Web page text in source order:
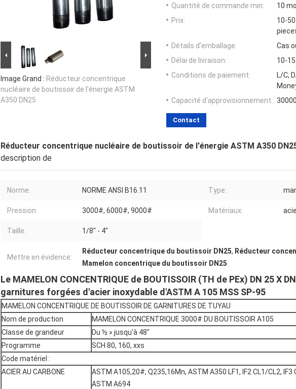
Image Grand : Réducteur concentrique
nucléaire de boutissoir de l'énergie ASTM
A350 DN25
Quantité de commande min:
10
Prix:
10-
Détails d'emballage:
Cas
Délai de livraison:
10-
Conditions de paiement:
L/C,
Capacité d'approvisionnement:
Contact
Réducteur concentrique nucléaire de boutissoir de l'énergie ASTM A350
description de
Norme: NORME ANSI B16.11 Type:
Pression: 3000#, 6000#, 9000# Matériaux:
Taille: 1/8" - 4"
Mettre en évidence:
Réducteur concentrique du boutissoir DN25, Réducteur
Mamelon concentrique du boutissoir DN25
Le MAMELON CONCENTRIQUE de BOUTISSOIR (TH de PEx) DN 25 X
garnitures forgées d'acier inoxydable d'ASTM A 105 MSS SP-95
MAMELON CONCENTRIQUE DE BOUTISSOIR DE GARNITURES DE TUYAU
Nom de production
MAMELON CONCENTRIQUE 3000# DU BOUTISSOIR A105
Classe de grandeur
Du ½ » jusqu'à 48"
Programme
SCH 80, 160, xxs
Code matériel :
ACIER AU CARBONE
ASTM A105,20#, Q235,16Mn, ASTM A350 LF1, IF2 CL1/CL2, IF3
ASTM A694